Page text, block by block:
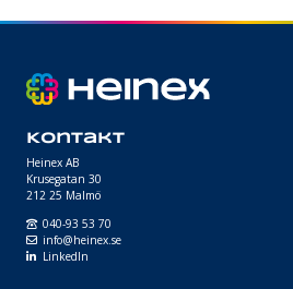
Kontakt
Heinex AB
Krusegatan 30
212 25 Malmö
040-93 53 70
info@heinex.se
LinkedIn